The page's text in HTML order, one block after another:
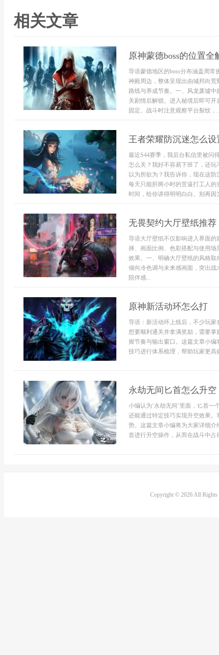
相关文章
原神蒙德boss的位置
导语蒙德地区的boss分布涵盖周
神殿周边，整体呈现出由城邦向
路线与养成节奏。一、风龙废墟
关剧情后解锁。进入秘境后即可
固定。战斗时注意观察平台裂纹，
王者荣耀防沉迷怎么
最近S44赛季，我后台私信里被问
怎么关？我好不容易下班了，还
以为所欲为？我告诉你，现在这
每天只能肝两小时的苦逼打工人
时间，给你讲得明明白白。别再因
无畏契约大厅壁纸推荐
导语大厅壁纸不仅影响进入界面
择、画面比例、色彩搭配与使用
效果。一、明确大厅壁纸的风格
倾向冷色调与未来感画面，突出
陪伴感...
原神新活动环怎么打
导语：新活动环上线后，不少玩
想要顺利通关并拿满奖励，需要
握节奏与输出窗口。这篇文章小
技巧进行体系梳理，帮助玩家更
永劫无间匕首怎么升空
小编认为‘永劫无间’里面，匕首
还能通过特定技巧实现升空效果
势。这篇文章小编将为大家详细
首进行升空操作，从而在战斗中占
Copyright © 2026 All